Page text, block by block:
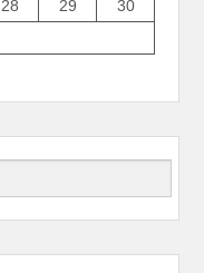
28 29
30